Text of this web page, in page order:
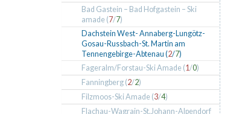
Bad Gastein – Bad Hofgastein – Ski
amade (7/7)
Dachstein West- Annaberg-Lungötz-
Gosau-Russbach-St. Martin am
Tennengebirge-Abtenau (2/7)
Fageralm/Forstau-Ski Amade (1/0)
Fanningberg (2/2)
Filzmoos-Ski Amade (3/4)
Flachau-Wagrain-St.Johann-Alpendorf